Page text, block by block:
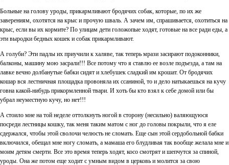
Больные на голову уроды, прикармливают бродячих собак, которые, по их же
заверениям, охотятся на крыс и прочую шваль. А зачем им, спрашивается, охотиться на
крыс, если вы их кормите? По улицам дети голожопые ходят, готовые на все ради еды, а
эти выродки бедных кошек и собак прикармливают.
А голуби? Эти падлы их приучили к халяве, так теперь мрази засирают подоконники,
балконы, машину мою засрали!!! Все потому что я ставлю ее возле подъезда, а там на
лавке вечно долбанутые бабки сидят и хлебушек сладкий им крошат. От бродячих
кошар вся лестничная площадка провоняла их ссаниной, то и дело натыкаешься на кучу
говна какой-нибудь прикормленной твари. И хоть бы кто взял к себе домой или бы
убрал неуместную кучу, но нет!!!
А стоило мне на той неделе оттолкнуть ногой в сторону (несильно) валяющуюся
посреди лестницы кошку, так меня таким матом с ног до головы покрыли, что я еле
сдержался, чтобы этой сволочи челюсть не сломать. Еще сын этой сердобольной бабки
включился, обещал мне ногу сломать, а мамаша его блудливая так вообще желала мне и
моим детям смерти. Все это время теперь ходят, косо смотрят и шепчутся за спиной,
уроды. Она же потом еще ходит с умным видом в церковь и молится за свою